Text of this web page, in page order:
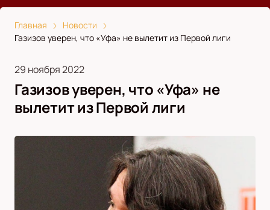
Главная
Новости
Газизов уверен, что «Уфа» не вылетит из Первой лиги
29 ноября 2022
Газизов уверен, что «Уфа» не
вылетит из Первой лиги